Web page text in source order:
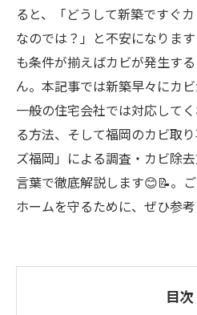
ると、「どうして新築ですぐ
なのでは？」と不安になりま
も条件が揃えばカビが発生す
ん。本記事では新築早々にカビ
一般の住宅会社では対応して
る方法、そして福岡のカビ取
ズ福岡」による調査・カビ除
言葉で徹底解説します😊📝。
ホームを守るために、ぜひ参考
目次